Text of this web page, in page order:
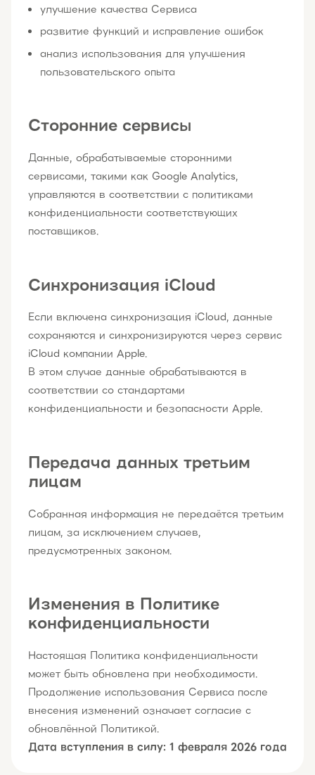
улучшение качества Сервиса
развитие функций и исправление ошибок
анализ использования для улучшения
пользовательского опыта
Сторонние сервисы
Данные, обрабатываемые сторонними
сервисами, такими как Google Analytics,
управляются в соответствии с политиками
конфиденциальности соответствующих
поставщиков.
Синхронизация iCloud
Если включена синхронизация iCloud, данные
сохраняются и синхронизируются через сервис
iCloud компании Apple.
В этом случае данные обрабатываются в
соответствии со стандартами
конфиденциальности и безопасности Apple.
Передача данных третьим
лицам
Собранная информация не передаётся третьим
лицам, за исключением случаев,
предусмотренных законом.
Изменения в Политике
конфиденциальности
Настоящая Политика конфиденциальности
может быть обновлена при необходимости.
Продолжение использования Сервиса после
внесения изменений означает согласие с
обновлённой Политикой.
Дата вступления в силу: 1 февраля 2026 года